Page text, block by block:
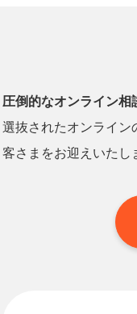
圧倒的なオンライン相
選抜されたオンライン
客さまをお迎えいたし